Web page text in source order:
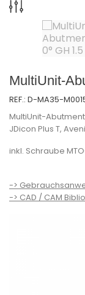
MultiUnit-
REF.: D-MA35-
MultiUnit-
JDicon Plus T,
inkl. Schraube
->
-> CAD / CAM